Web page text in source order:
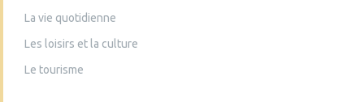
La vie quotidienne
Les loisirs et la culture
Le tourisme